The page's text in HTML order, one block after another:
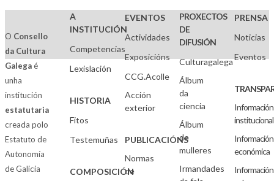
O Consello
da Cultura
Galegaé
unha
institución
estatutaria
creada polo
Estatuto de
Autonomía
de Galicia
A
INSTITUCIÓN
Competencias
Lexislación
HISTORIA
Fitos
Testemuñas
COMPOSICIÓN
EVENTOS
Actividades
Exposicións
CCG.Acolle
Acción
exterior
PUBLICACIÓNS
Normas
de
PROXECTOS
DE
DIFUSIÓN
Culturagalega
Álbum
da
ciencia
Álbum
de
mulleres
Irmandades
PRENSA
Noticias
Eventos
Información
institucional
Información
económica
Información